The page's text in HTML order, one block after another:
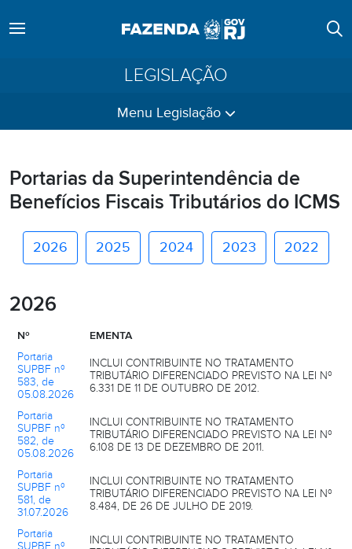
LEGISLAÇÃO
Menu Legislação
Portarias da Superintendência de
Benefícios Fiscais Tributários do ICMS
2026 2025 2024 2023 2022
2026
Nº
EMENTA
Portaria
SUPBF nº
583, de
05.08.2026
INCLUI CONTRIBUINTE NO TRATAMENTO
TRIBUTÁRIO DIFERENCIADO PREVISTO NA LEI Nº
6.331 DE 11 DE OUTUBRO DE 2012.
Portaria
SUPBF nº
582, de
05.08.2026
INCLUI CONTRIBUINTE NO TRATAMENTO
TRIBUTÁRIO DIFERENCIADO PREVISTO NA LEI Nº
6.108 DE 13 DE DEZEMBRO DE 2011.
Portaria
SUPBF nº
581, de
31.07.2026
INCLUI CONTRIBUINTE NO TRATAMENTO
TRIBUTÁRIO DIFERENCIADO PREVISTO NA LEI Nº
8.484, DE 26 DE JULHO DE 2019.
Portaria
SUPBF nº
INCLUI CONTRIBUINTE NO TRATAMENTO